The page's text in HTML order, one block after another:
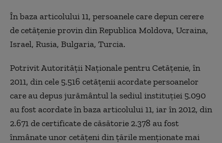
În baza articolului 11, persoanele care depun cerere
de cetăţenie provin din Republica Moldova, Ucraina,
Israel, Rusia, Bulgaria, Turcia.
Potrivit Autorităţii Naţionale pentru Cetăţenie, în
2011, din cele 5.516 cetăţenii acordate persoanelor
care au depus jurământul la sediul instituţiei 5.090
au fost acordate în baza articolului 11, iar în 2012, din
2.671 de certificate de căsătorie 2.378 au fost
înmânate unor cetăţeni din ţările menţionate mai